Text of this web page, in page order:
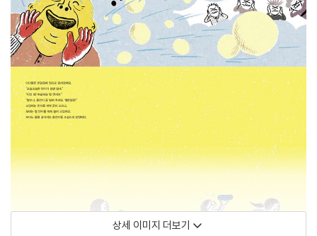
상세 이미지 더보기